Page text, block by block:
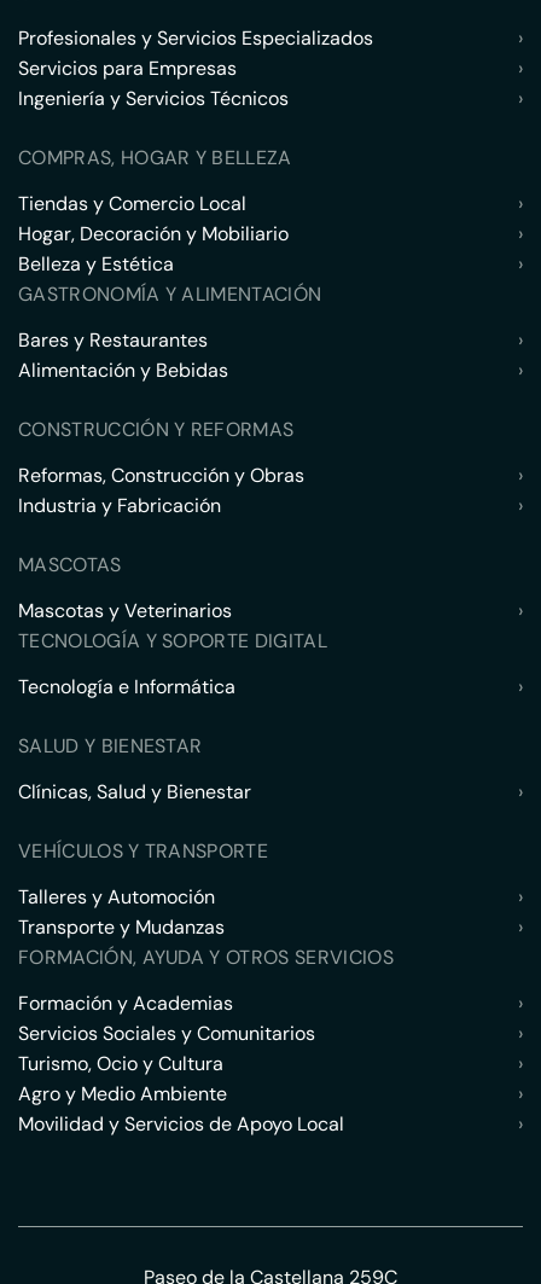
Profesionales y Servicios Especializados
›
Servicios para Empresas
›
Ingeniería y Servicios Técnicos
›
COMPRAS, HOGAR Y BELLEZA
Tiendas y Comercio Local
›
Hogar, Decoración y Mobiliario
›
Belleza y Estética
›
GASTRONOMÍA Y ALIMENTACIÓN
Bares y Restaurantes
›
Alimentación y Bebidas
›
CONSTRUCCIÓN Y REFORMAS
Reformas, Construcción y Obras
›
Industria y Fabricación
›
MASCOTAS
Mascotas y Veterinarios
›
TECNOLOGÍA Y SOPORTE DIGITAL
Tecnología e Informática
›
SALUD Y BIENESTAR
Clínicas, Salud y Bienestar
›
VEHÍCULOS Y TRANSPORTE
Talleres y Automoción
›
Transporte y Mudanzas
›
FORMACIÓN, AYUDA Y OTROS SERVICIOS
Formación y Academias
›
Servicios Sociales y Comunitarios
›
Turismo, Ocio y Cultura
›
Agro y Medio Ambiente
›
Movilidad y Servicios de Apoyo Local
›
Paseo de la Castellana 259C